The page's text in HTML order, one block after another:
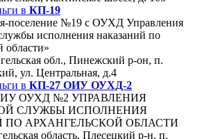
в КП-19
поселение №19 с ОУХД Управления
исполнения наказаний по
области»
обл., Пинежский р-он, п.
ул. Центральная, д.4
в КП-27 ОИУ ОУХД-2
ОУХД №2 УПРАВЛЕНИЯ
СЛУЖБЫ ИСПОЛНЕНИЯ
АРХАНГЕЛЬСКОЙ ОБЛАСТИ
область, Плесецкий р-н, п.